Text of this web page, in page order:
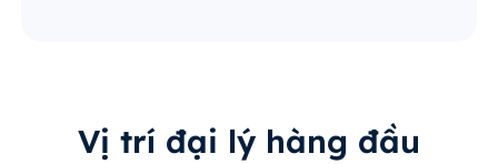
Vị trí đại lý hàng đầu